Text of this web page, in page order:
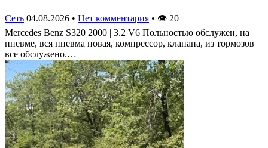
Сеть 04.08.2026 • Нет комментария • 👁 20
Mercedes Benz S320 2000 | 3.2 V6 Польностью обслужен, на
пневме, вся пневма новая, компрессор, клапана, из тормозов
все обслужено.…